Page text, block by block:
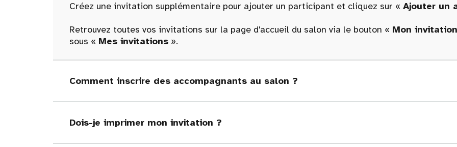
Créez une invitation supplémentaire pour ajouter un participant et cliquez sur « Ajouter un
Retrouvez toutes vos invitations sur la page d'accueil du salon via le bouton « Mon invitation
sous « Mes invitations ».
Comment inscrire des accompagnants au salon ?
Dois-je imprimer mon invitation ?